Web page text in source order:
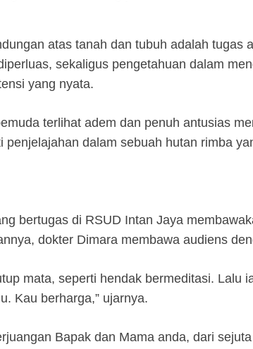
atas tanah dan tubuh adalah
sekaligus pengetahuan dalam
yang nyata.
terlihat adem dan penuh antusias
dalam sebuah hutan rimba
bertugas di RSUD Intan Jaya
dokter Dimara membawa audiens
mata, seperti hendak bermeditasi.
Kau berharga,” ujarnya.
Bapak dan Mama anda, dari